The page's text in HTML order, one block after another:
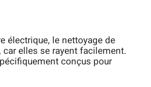
électrique, le nettoyage de
elles se rayent facilement.
conçus pour